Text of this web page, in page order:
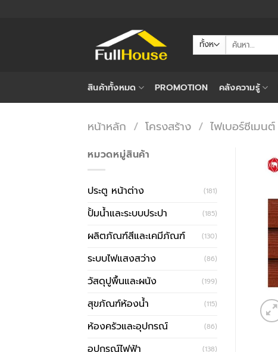
ค้นหา:
สินค้าทั้งหมด PROMOTION คลังความรู้
หน้าหลัก / โครงสร้าง / ไฟเบอร์ซีเมนต์
หมวดหมู่สินค้า
ประตู หน้าต่าง (181)
ปั้มน้ำและระบบประปา (185)
ผลิตภัณฑ์สีและเคมีภัณฑ์ (130)
ระบบไฟแสงสว่าง (86)
วัสดุปูพื้นและผนัง (199)
สุขภัณฑ์ห้องน้ำ (115)
ห้องครัวและอุปกรณ์ (86)
อุปกรณ์ไฟฟ้า (138)